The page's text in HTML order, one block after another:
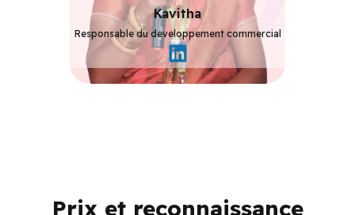
Kavitha
Responsable du developpement commercial
Responsable
du
developpement
Prix et reconnaissance